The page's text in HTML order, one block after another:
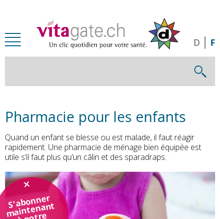
S'abonner
maintenant
D F
Pharmacie pour les enfants
Quand un enfant se blesse ou est malade, il faut réagir
rapidement. Une pharmacie de ménage bien équipée est
utile s’il faut plus qu’un câlin et des sparadraps.